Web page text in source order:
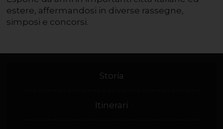
estere, affermandosi in diverse rassegne,
simposi e concorsi.
Storia
Itinerari